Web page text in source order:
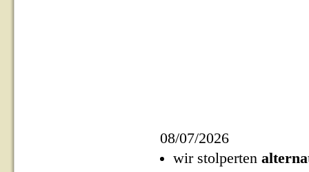
08/07/2026
wir stolperten